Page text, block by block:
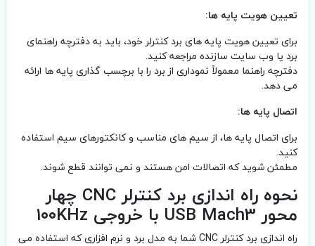
تعیین هویت پایه ها:
برای تعیین هویت پایه های برد کنترلر خود، باید به دفترچه راهنمای
برد یا وب سایت سازنده مراجعه کنید.
دفترچه راهنما معمولاً نموداری از برد را با برچسب گذاری پایه ها ارائه
می دهد.
اتصال پایه ها:
برای اتصال پایه ها، از سیم های مناسب و کانکتورهای سیم استفاده
کنید.
مطمئن شوید که اتصالات امن هستند و نمی توانند قطع شوند.
نحوه راه اندازی برد کنترلر CNC چهار
محور USB Mach3 با خروجی ۱۰۰KHz
راه اندازی برد کنترلر CNC شما به مدل برد و نرم افزاری که استفاده می